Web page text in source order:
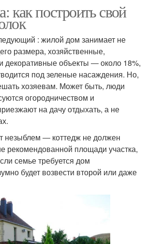
как построить свой
: жилой дом занимает не
размера, хозяйственные,
декоративные объекты ― около 18%,
под зеленые насаждения. Но,
хозяевам. Может быть, люди
огородничеством и
на дачу отдыхать, а не
незыблем ― коттедж не должен
рекомендованной площади участка,
семье требуется дом
будет возвести второй или даже